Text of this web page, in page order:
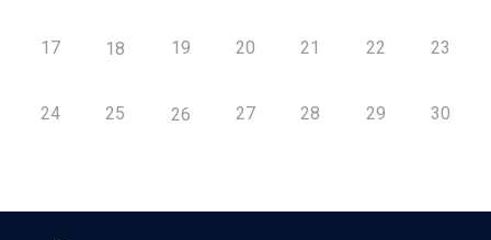
17 18 19 20 21 22 23
24 25 26 27 28 29 30